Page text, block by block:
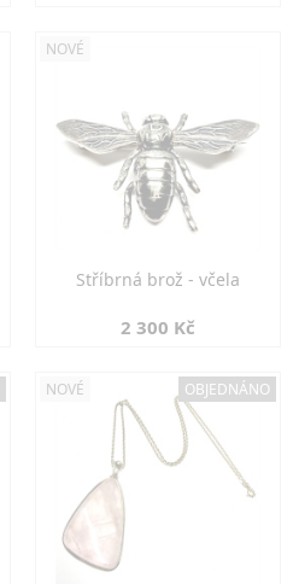
NOVÉ
Stříbrná brož - včela
2 300 Kč
NOVÉ OBJEDNÁNO